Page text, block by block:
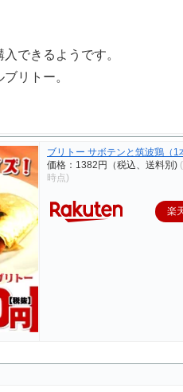
できるようです。
ブリトー。
ブリトー サボテンと筑波鶏（1
価格：1382円（税込、送料別)
時点)
楽